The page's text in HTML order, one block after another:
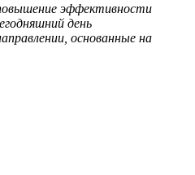
эффективности
день
основанные на